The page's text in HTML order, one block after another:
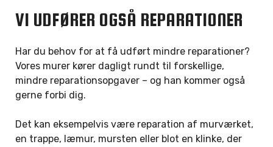
VI UDFØRER OGSÅ REPARATIONER
Har du behov for at få udført mindre reparationer?
Vores murer kører dagligt rundt til forskellige,
mindre reparationsopgaver – og han kommer også
gerne forbi dig.
Det kan eksempelvis være reparation af murværket,
en trappe, læmur, mursten eller blot en klinke, der